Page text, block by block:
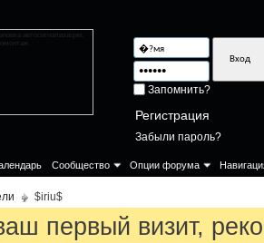
Запомнить?
Регистрация
Забыли пароль?
Сообщество Опции форума
$iriu$
первый визит,